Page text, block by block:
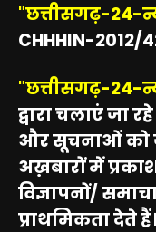
"छत्तीसगढ़-24-
CHHHIN-2012/
"छत्तीसगढ़-24-
द्वारा चलाएं जा
और सूचनाओं को
अख़बारों में
विज्ञापनों/
प्राथमिकता देते